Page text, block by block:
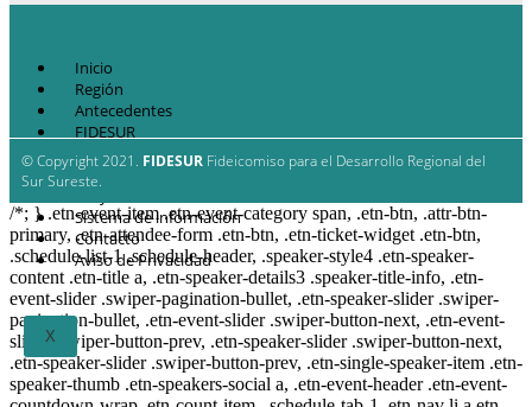
Inicio
Región
Antecedentes
FIDESUR
Estrategia Regional
Planes y estudio
Sistema de información
Contacto
Aviso de Privacidad
X
© Copyright 2021. FIDESUR Fideicomiso para el Desarrollo Regional del
Sur Sureste.
/*; } .etn-event-item .etn-event-category span, .etn-btn, .attr-btn-
primary, .etn-attendee-form .etn-btn, .etn-ticket-widget .etn-btn,
.schedule-list-1 .schedule-header, .speaker-style4 .etn-speaker-
content .etn-title a, .etn-speaker-details3 .speaker-title-info, .etn-
event-slider .swiper-pagination-bullet, .etn-speaker-slider .swiper-
pagination-bullet, .etn-event-slider .swiper-button-next, .etn-event-
slider .swiper-button-prev, .etn-speaker-slider .swiper-button-next,
.etn-speaker-slider .swiper-button-prev, .etn-single-speaker-item .etn-
speaker-thumb .etn-speakers-social a, .etn-event-header .etn-event-